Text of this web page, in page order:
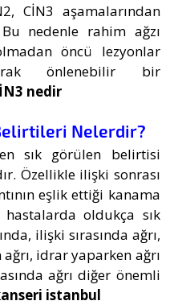
CİN3 aşamalarından
nedenle rahim ağzı
öncü lezyonlar
önlenebilir bir
nedir
Nelerdir?
sık görülen belirtisi
Özellikle ilişki sonrası
eşlik ettiği kanama
oldukça sık
ilişki sırasında ağrı,
ağrı, idrar yaparken ağrı
ağrı diğer önemli
istanbul